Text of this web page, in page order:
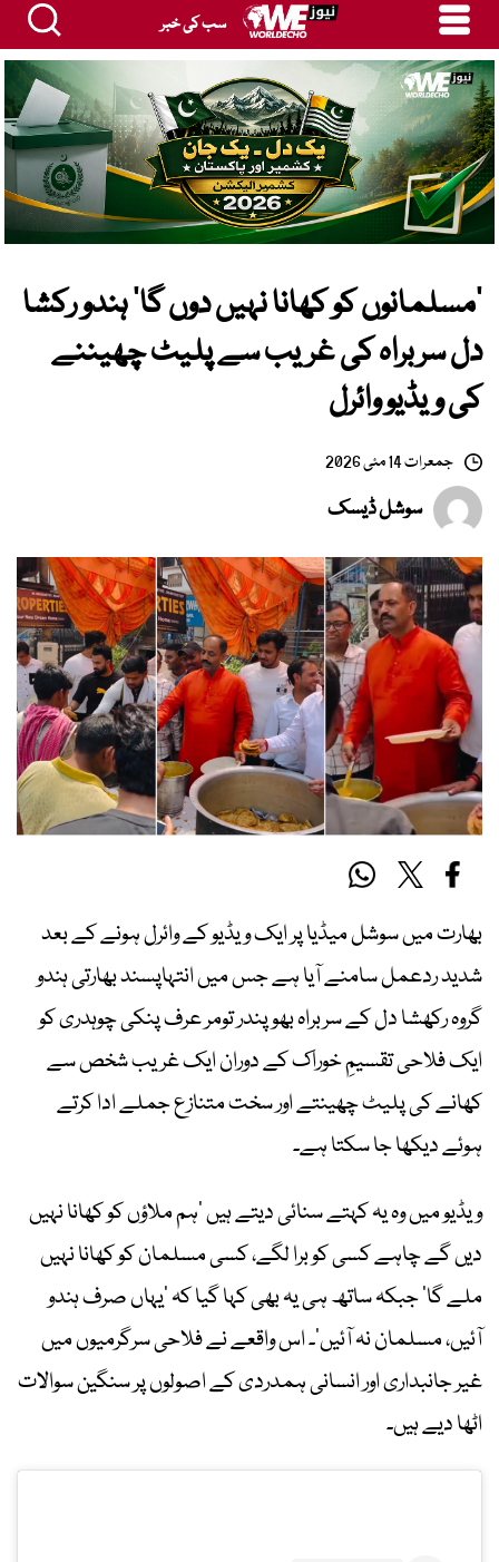
سب کی خبر
’مسلمانوں کو کھانا نہیں دوں گا‘ ہندو رکشا
دل سربراہ کی غریب سے پلیٹ چھیننے
کی ویڈیو وائرل
جمعرات 14 مئی 2026
سوشل ڈیسک
بھارت میں سوشل میڈیا پر ایک ویڈیو کے وائرل ہونے کے بعد
شدید ردعمل سامنے آیا ہے جس میں انتہاپسند بھارتی ہندو
گروہ رکھشا دل کے سربراہ بھوپندر تومر عرف پنکی چوہدری کو
ایک فلاحی تقسیمِ خوراک کے دوران ایک غریب شخص سے
کھانے کی پلیٹ چھینتے اور سخت متنازع جملے ادا کرتے
ہوئے دیکھا جا سکتا ہے۔
ویڈیو میں وہ یہ کہتے سنائی دیتے ہیں ’ہم ملاؤں کو کھانا نہیں
دیں گے چاہے کسی کو برا لگے، کسی مسلمان کو کھانا نہیں
ملے گا‘ جبکہ ساتھ ہی یہ بھی کہا گیا کہ ’یہاں صرف ہندو
آئیں، مسلمان نہ آئیں‘۔ اس واقعے نے فلاحی سرگرمیوں میں
غیر جانبداری اور انسانی ہمدردی کے اصولوں پر سنگین سوالات
اٹھا دیے ہیں۔